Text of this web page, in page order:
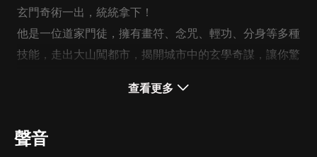
玄門奇術一出，統統拿下！
他是一位道家門徒，擁有畫符、念咒、輕功、分身等多種
技能，走出大山闖都市，揭開城市中的玄學奇謀，讓你驚
查看更多
聲音